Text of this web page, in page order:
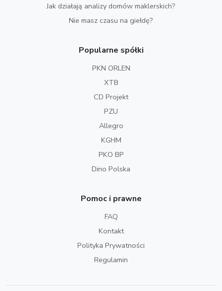
Jak działają analizy domów maklerskich?
Nie masz czasu na giełdę?
Popularne spółki
PKN ORLEN
XTB
CD Projekt
PZU
Allegro
KGHM
PKO BP
Dino Polska
Pomoc i prawne
FAQ
Kontakt
Polityka Prywatności
Regulamin